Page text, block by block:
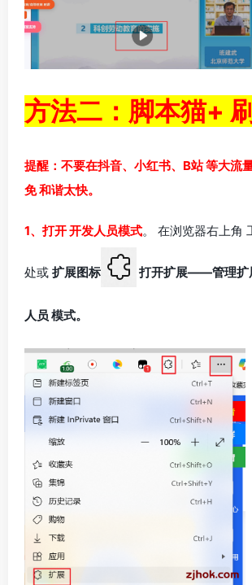
方法二：脚本猫+
提醒：不要在抖音、小红书、B站 等大流
免 和谐太快。
1、打开 开发人员模式。 在浏览器右上角
处或 扩展图标 打开扩展——管理
人员 模式。